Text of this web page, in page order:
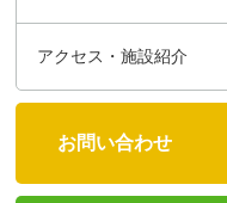
アクセス・施設紹介
お問い合わせ